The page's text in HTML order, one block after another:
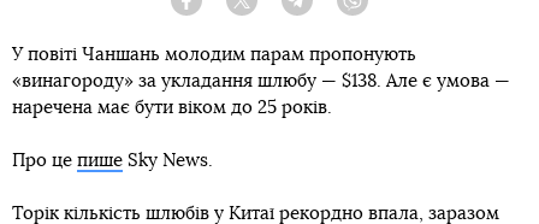
Facebook Twitter Telegram
У повіті Чаншань молодим парам пропонують
«винагороду» за укладання шлюбу — $138. Але є умова —
наречена має бути віком до 25 років.
Про це пише Sky News.
Торік кількість шлюбів у Китаї рекордно впала, заразом